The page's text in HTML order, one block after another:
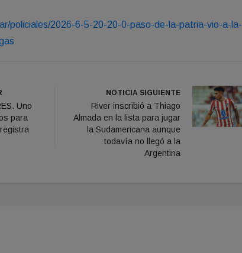
policiales/2026-6-5-20-20-0-paso-de-la-patria-vio-a-la-
Uno
para
NOTICIA SIGUIENTE
River inscribió a Thiago
Almada en la lista para jugar
la Sudamericana aunque
todavía no llegó a la
Argentina